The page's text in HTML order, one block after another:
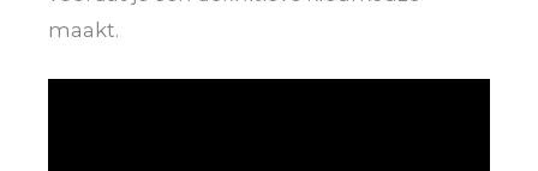
maakt.